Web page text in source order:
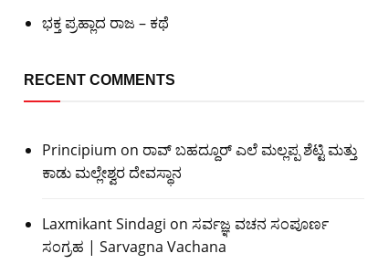
ಭಕ್ತ ಪ್ರಹ್ಲಾದ ರಾಜ – ಕಥೆ
RECENT COMMENTS
Principium on ರಾವ್ ಬಹದ್ದೂರ್ ಎಲೆ ಮಲ್ಲಪ್ಪ ಶೆಟ್ಟಿ ಮತ್ತು
ಕಾಡು ಮಲ್ಲೇಶ್ವರ ದೇವಸ್ಥಾನ
Laxmikant Sindagi on ಸರ್ವಜ್ಞ ವಚನ ಸಂಪೂರ್ಣ
ಸಂಗ್ರಹ | Sarvagna Vachana